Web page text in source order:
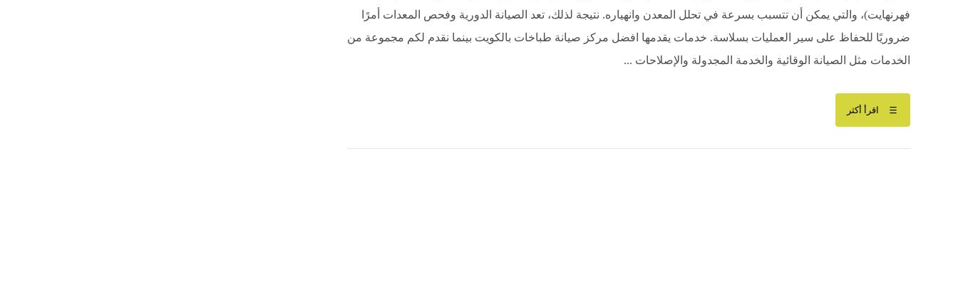
فهرنهايت)، والتي يمكن أن تتسبب بسرعة في تحلل المعدن وانهياره. نتيجة لذلك، تعد الصيانة الدورية وفحص المعدات أمرًا
ضروريًا للحفاظ على سير العمليات بسلاسة. خدمات يقدمها افضل مركز صيانة طباخات بالكويت بينما نقدم لكم مجموعة من
الخدمات مثل الصيانة الوقائية والخدمة المجدولة والإصلاحات ...
اقرأ أكثر